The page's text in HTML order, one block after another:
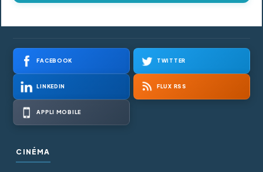
FACEBOOK TWITTER
LINKEDIN FLUX RSS
APPLI MOBILE
CINÉMA